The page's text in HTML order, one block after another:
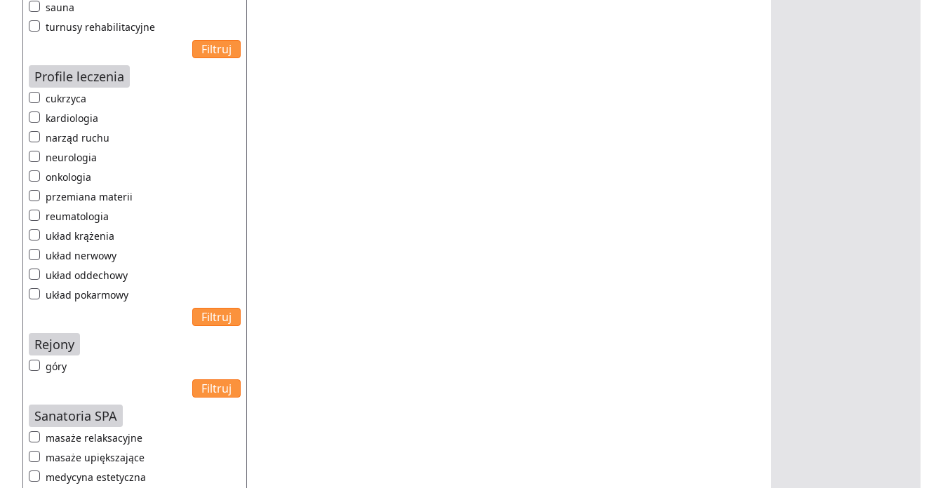
sauna
turnusy rehabilitacyjne
Profile leczenia
cukrzyca
kardiologia
narząd ruchu
neurologia
onkologia
przemiana materii
reumatologia
układ krążenia
układ nerwowy
układ oddechowy
układ pokarmowy
Rejony
góry
Sanatoria SPA
masaże relaksacyjne
masaże upiększające
medycyna estetyczna